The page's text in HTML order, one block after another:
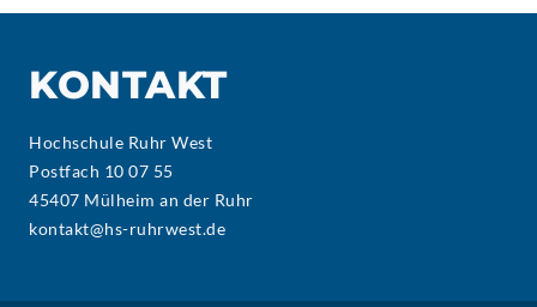
KONTAKT
Hochschule Ruhr West
Postfach 10 07 55
45407 Mülheim an der Ruhr
kontakt@hs-ruhrwest.de